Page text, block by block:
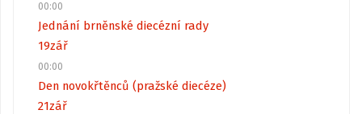
00:00
Jednání brněnské diecézní rady
19zář
00:00
Den novokřtěnců (pražské diecéze)
21zář